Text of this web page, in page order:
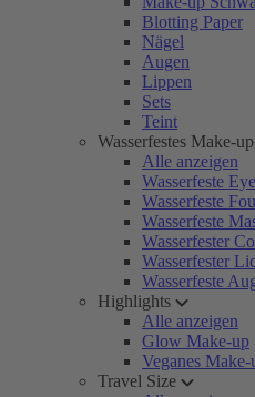
Blotting Paper
Nägel
Augen
Lippen
Sets
Teint
Wasserfestes Make-up
Alle anzeigen
Wasserfeste
Wasserfeste
Wasserfeste
Wasserfester
Wasserfester
Wasserfeste
Highlights
Alle anzeigen
Glow Make-up
Veganes Make-
Travel Size